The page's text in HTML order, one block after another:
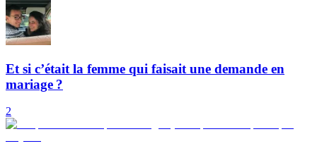
Et si c’était la femme qui faisait une demande en
mariage ?
2